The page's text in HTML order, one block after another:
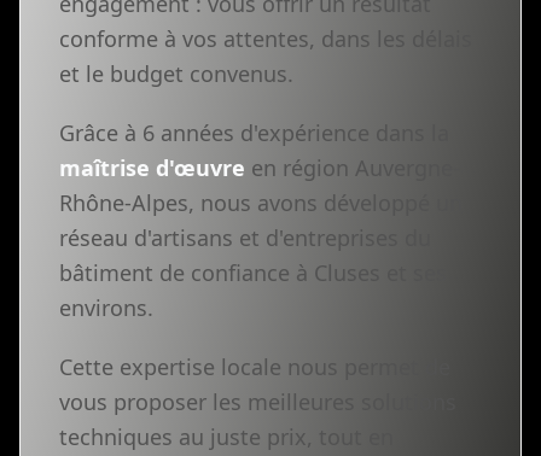
conforme à vos attentes, dans les délais
et le budget convenus.
Grâce à 6 années d'expérience dans la
maîtrise d'œuvre en région Auvergne-
Rhône-Alpes, nous avons développé un
réseau d'artisans et d'entreprises du
bâtiment de confiance à Cluses et ses
environs.
Cette expertise locale nous permet de
vous proposer les meilleures solutions
techniques au juste prix, tout en